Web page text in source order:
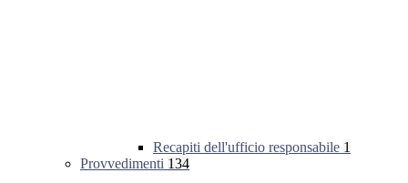
Recapiti dell'ufficio responsabile 1
Provvedimenti 134